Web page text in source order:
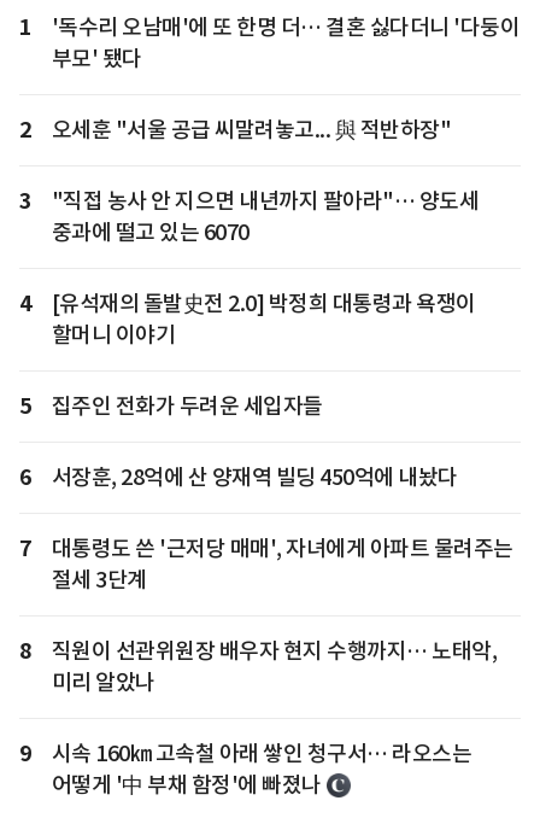
1
'독수리 오남매'에 또 한명 더… 결혼 싫다더니 '다둥이
부모' 됐다
2 오세훈 "서울 공급 씨말려놓고... 與 적반하장"
3
"직접 농사 안 지으면 내년까지 팔아라"… 양도세
중과에 떨고 있는 6070
4
[유석재의 돌발史전 2.0] 박정희 대통령과 욕쟁이
할머니 이야기
5 집주인 전화가 두려운 세입자들
6 서장훈, 28억에 산 양재역 빌딩 450억에 내놨다
7
대통령도 쓴 '근저당 매매', 자녀에게 아파트 물려주는
절세 3단계
8
직원이 선관위원장 배우자 현지 수행까지… 노태악,
미리 알았나
9
시속 160㎞ 고속철 아래 쌓인 청구서… 라오스는
어떻게 '中 부채 함정'에 빠졌나